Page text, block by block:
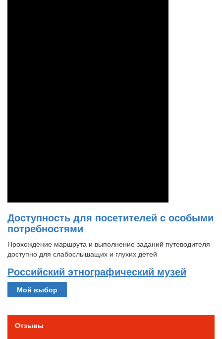
Доступность для посетителей с особыми
потребностями
Прохождение маршрута и выполнение заданий путеводителя
доступно для слабослышащих и глухих детей
Российский этнографический музей
Мой выбор
Отзывы